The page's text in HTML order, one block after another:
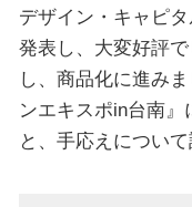
デザイン・キャピ
発表し、大変好評
し、商品化に進み
ンエキスポin台南』
と、手応えについて